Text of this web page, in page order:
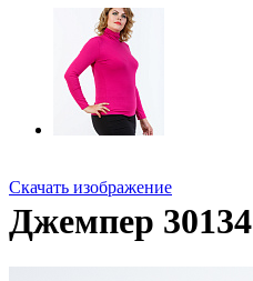
Скачать изображение
Джемпер 30134